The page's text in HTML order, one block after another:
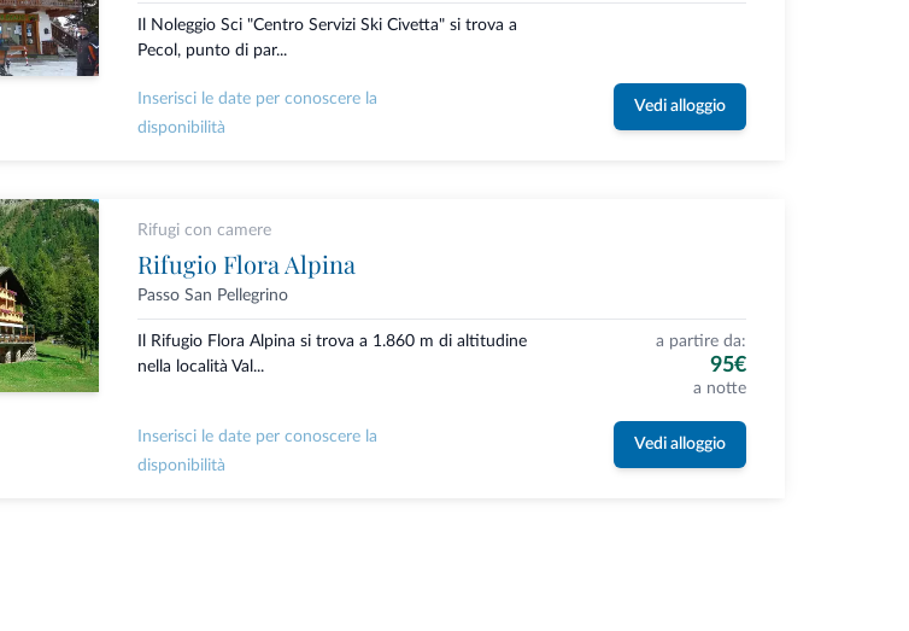
Il Noleggio Sci "Centro Servizi Ski Civetta" si trova a
Pecol, punto di par...
Inserisci le date per conoscere la
disponibilità
Vedi alloggio
Rifugi con camere
Rifugio Flora Alpina
Passo San Pellegrino
Il Rifugio Flora Alpina si trova a 1.860 m di altitudine
nella località Val...
a partire da:
95€
a notte
Inserisci le date per conoscere la
disponibilità
Vedi alloggio